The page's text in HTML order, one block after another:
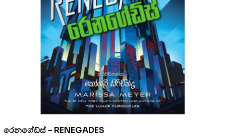
රෙනගේඩ්ස් – RENEGADES